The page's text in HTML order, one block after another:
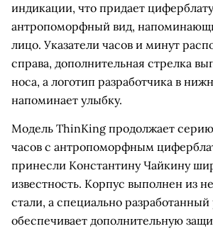
индикации, что придает циферблату
антропоморфный вид,
лицо. Указатели часов и минут
справа, дополнительная стрелка
носа, а логотип разработчика в
напоминает улыбку.
Модель ThinKing продолжает
часов с антропоморфным
принесли Константину Чайкину
известность. Корпус выполнен из
стали, а специально
обеспечивает дополнительную